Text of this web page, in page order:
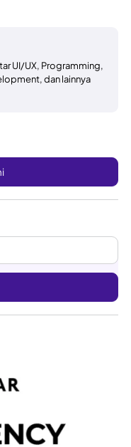
UI/UX, Programming,
dan lainnya